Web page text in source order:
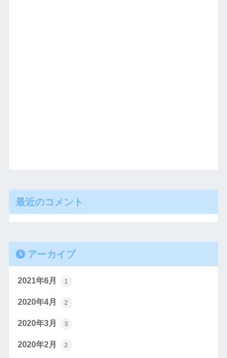
最近のコメント
アーカイブ
2021年6月 1
2020年4月 2
2020年3月 3
2020年2月 2